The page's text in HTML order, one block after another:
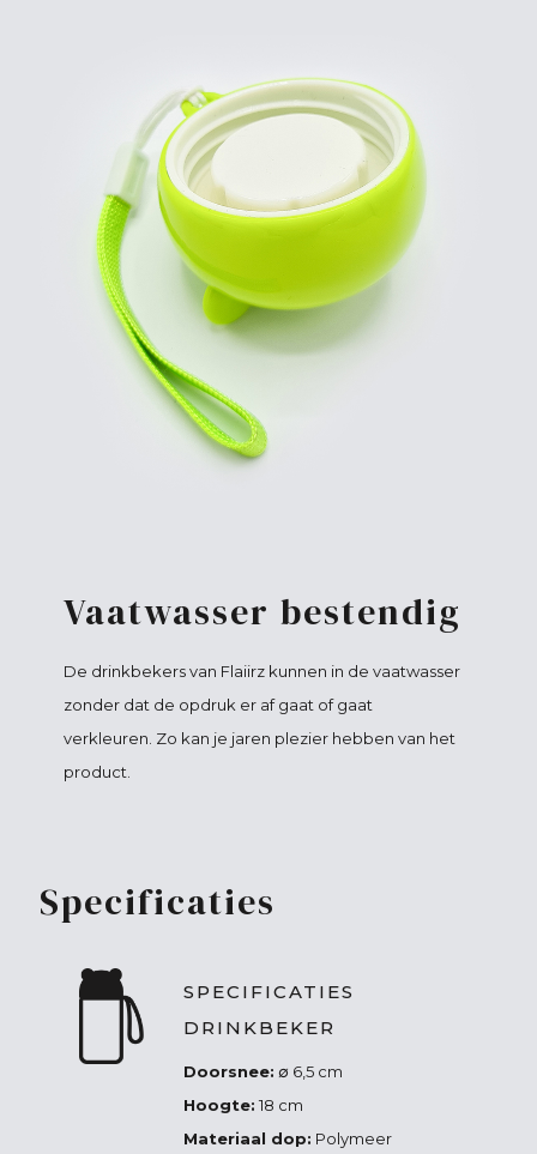
Vaatwasser bestendig
De drinkbekers van Flaiirz kunnen in de vaatwasser
zonder dat de opdruk er af gaat of gaat
verkleuren. Zo kan je jaren plezier hebben van het
product.
Specificaties
SPECIFICATIES
DRINKBEKER
Doorsnee: ∅ 6,5 cm
Hoogte: 18 cm
Materiaal dop: Polymeer